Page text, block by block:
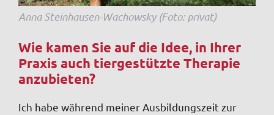
Anna Steinhausen-Wachowsky (Foto: privat)
Wie kamen Sie auf die Idee, in Ihrer
Praxis auch tiergestützte Therapie
anzubieten?
Ich habe während meiner Ausbildungszeit zur